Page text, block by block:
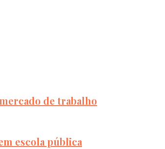
de trabalho
escola pública